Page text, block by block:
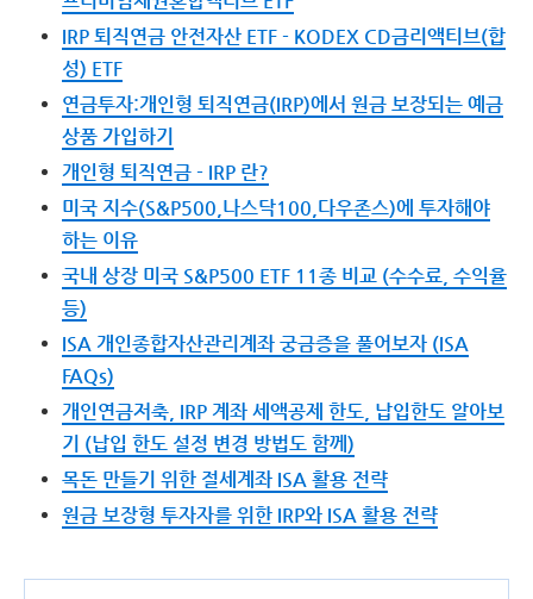
IRP 퇴직연금 안전자산 ETF - KODEX CD금리액티브(합
성) ETF
연금투자:개인형 퇴직연금(IRP)에서 원금 보장되는 예금
상품 가입하기
개인형 퇴직연금 - IRP 란?
미국 지수(S&P500,나스닥100,다우존스)에 투자해야
하는 이유
국내 상장 미국 S&P500 ETF 11종 비교 (수수료, 수익율
등)
ISA 개인종합자산관리계좌 궁금증을 풀어보자 (ISA
FAQs)
개인연금저축, IRP 계좌 세액공제 한도, 납입한도 알아보
기 (납입 한도 설정 변경 방법도 함께)
목돈 만들기 위한 절세계좌 ISA 활용 전략
원금 보장형 투자자를 위한 IRP와 ISA 활용 전략